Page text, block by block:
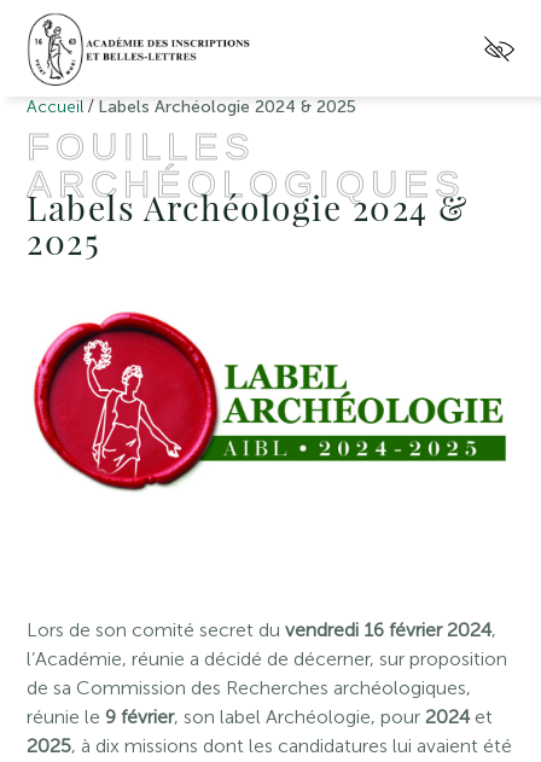
Accueil / Labels Archéologie 2024 & 2025
FOUILLES
ARCHÉOLOGIQUES
Labels Archéologie 2024 &
2025
Lors de son comité secret du vendredi 16 février 2024,
l’Académie, réunie a décidé de décerner, sur proposition
de sa Commission des Recherches archéologiques,
réunie le 9 février, son label Archéologie, pour 2024et
2025, à dix missions dont les candidatures lui avaient été